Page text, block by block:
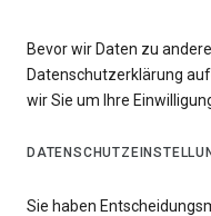
Bevor wir Daten zu
Datenschutzerklärung
wir Sie um Ihre
Sie haben